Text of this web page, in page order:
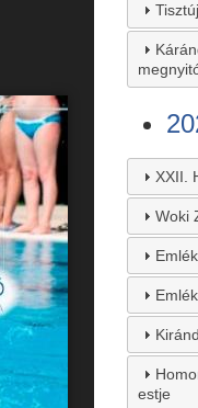
XXII.
Woki
estje